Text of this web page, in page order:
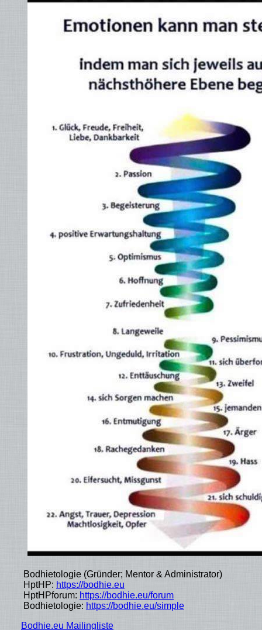
Bodhietologie (Gründer; Mentor & Administrator)
HptHP: https://bodhie.eu
HptHPforum: https://bodhie.eu/forum
Bodhietologie: https://bodhie.eu/simple
Bodhie.eu Mailingliste